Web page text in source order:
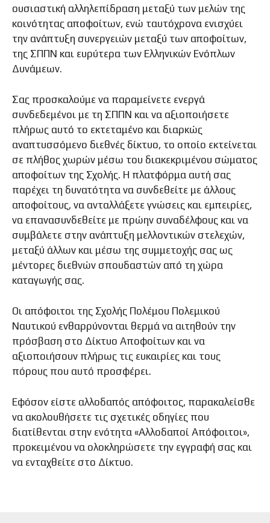
ουσιαστική αλληλεπίδραση μεταξύ των μελών της
κοινότητας αποφοίτων, ενώ ταυτόχρονα ενισχύει
την ανάπτυξη συνεργειών μεταξύ των αποφοίτων,
της ΣΠΠΝ και ευρύτερα των Ελληνικών Ενόπλων
Δυνάμεων.
Σας προσκαλούμε να παραμείνετε ενεργά
συνδεδεμένοι με τη ΣΠΠΝ και να αξιοποιήσετε
πλήρως αυτό το εκτεταμένο και διαρκώς
αναπτυσσόμενο διεθνές δίκτυο, το οποίο εκτείνεται
σε πλήθος χωρών μέσω του διακεκριμένου σώματος
αποφοίτων της Σχολής. Η πλατφόρμα αυτή σας
παρέχει τη δυνατότητα να συνδεθείτε με άλλους
αποφοίτους, να ανταλλάξετε γνώσεις και εμπειρίες,
να επανασυνδεθείτε με πρώην συναδέλφους και να
συμβάλετε στην ανάπτυξη μελλοντικών στελεχών,
μεταξύ άλλων και μέσω της συμμετοχής σας ως
μέντορες διεθνών σπουδαστών από τη χώρα
καταγωγής σας.
Οι απόφοιτοι της Σχολής Πολέμου Πολεμικού
Ναυτικού ενθαρρύνονται θερμά να αιτηθούν την
πρόσβαση στο Δίκτυο Αποφοίτων και να
αξιοποιήσουν πλήρως τις ευκαιρίες και τους
πόρους που αυτό προσφέρει.
Εφόσον είστε αλλοδαπός απόφοιτος, παρακαλείσθε
να ακολουθήσετε τις σχετικές οδηγίες που
διατίθενται στην ενότητα «Αλλοδαποί Απόφοιτοι»,
προκειμένου να ολοκληρώσετε την εγγραφή σας και
να ενταχθείτε στο Δίκτυο.